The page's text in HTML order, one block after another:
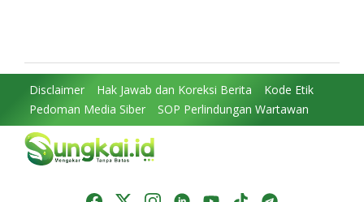
Disclaimer Hak Jawab dan Koreksi Berita
Kode Etik
Pedoman Media Siber
SOP Perlindungan Wartawan